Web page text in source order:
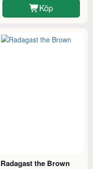
Köp
Radagast the Brown